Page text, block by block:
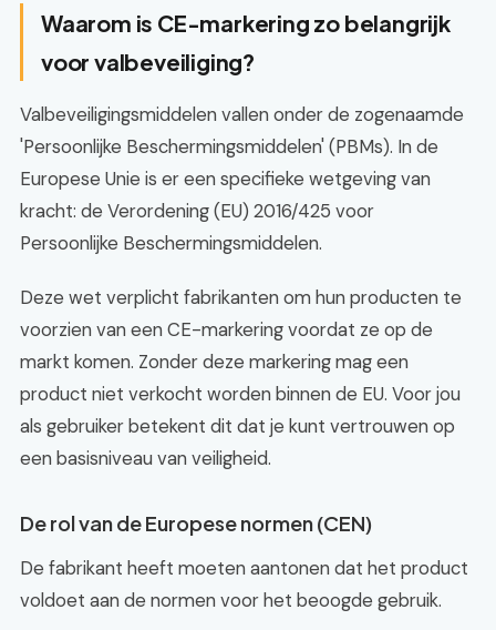
Waarom is CE-markering zo belangrijk
voor valbeveiliging?
Valbeveiligingsmiddelen vallen onder de zogenaamde
'Persoonlijke Beschermingsmiddelen' (PBMs). In de
Europese Unie is er een specifieke wetgeving van
kracht: de Verordening (EU) 2016/425 voor
Persoonlijke Beschermingsmiddelen.
Deze wet verplicht fabrikanten om hun producten te
voorzien van een CE-markering voordat ze op de
markt komen. Zonder deze markering mag een
product niet verkocht worden binnen de EU. Voor jou
als gebruiker betekent dit dat je kunt vertrouwen op
een basisniveau van veiligheid.
De rol van de Europese normen (CEN)
De fabrikant heeft moeten aantonen dat het product
voldoet aan de normen voor het beoogde gebruik.